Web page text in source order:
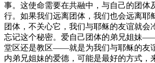
事。这使命需要在共融中，与自己的团体
行。如果我们远离团体，我们也会远离耶
团体，不关心它，我们与耶稣的友谊就会
忘记这个秘密。爱自己团体的弟兄姐妹
堂区还是教区——就是为我们与耶稣的友
内弟兄姐妹的爱德，可能是最好的方式，